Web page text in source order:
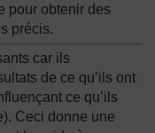
pour obtenir des
précis.
car ils
de ce qu’ils ont
ce qu’ils
Ceci donne une